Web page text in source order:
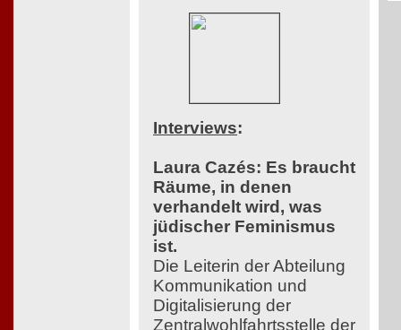
Interviews:
Laura Cazés: Es braucht
Räume, in denen
verhandelt wird, was
jüdischer Feminismus
ist.
Die Leiterin der Abteilung
Kommunikation und
Digitalisierung der
Zentralwohlfahrtsstelle der